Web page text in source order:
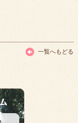
一覧へもどる